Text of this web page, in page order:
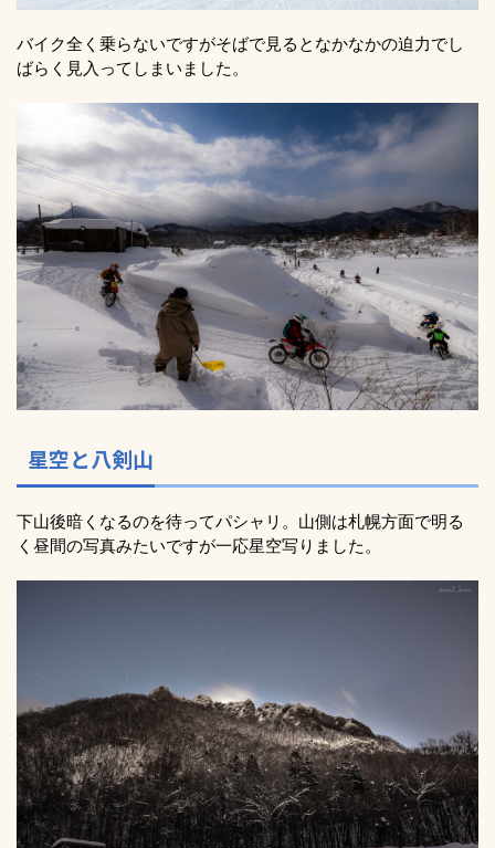
バイク全く乗らないですがそばで見るとなかなかの迫力でし
ばらく見入ってしまいました。
星空と八剣山
下山後暗くなるのを待ってパシャリ。山側は札幌方面で明る
く昼間の写真みたいですが一応星空写りました。